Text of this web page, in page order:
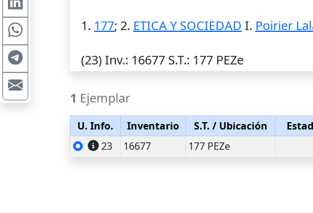
1. 177; 2. ETICA Y SOCIEDAD I. Poirier
(23)Inv.: 16677 S.T.: 177 PEZe
1 Ejemplar
U. Info. Inventario S.T. / Ubicación
23
16677 177 PEZe